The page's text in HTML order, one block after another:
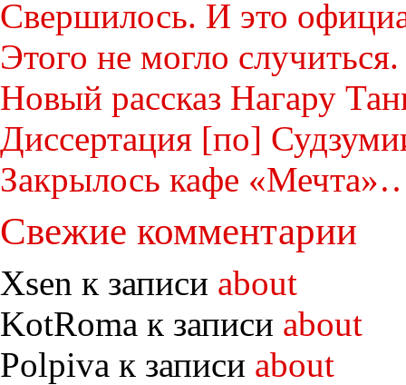
Свершилось. И это
Этого не могло
Новый рассказ Нагару
Диссертация [по]
Закрылось кафе
Свежие комментарии
Xsen к записи about
KotRoma к записи about
Polpiva к записи about